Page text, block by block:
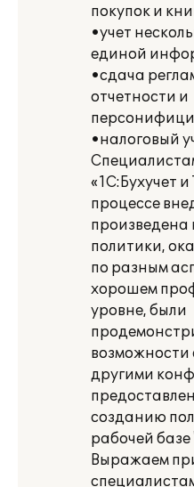
покупок и
•учет
единой
•сдача
отчетности и
•налоговый
«1С:Бухучет и
процессе
произведена
политики,
по разным
хорошем
уровне, были
другими
созданию
рабочей
Выражаем